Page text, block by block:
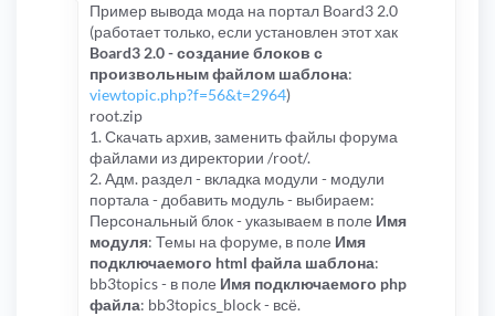
Пример вывода мода на портал Board3 2.0
(работает только, если установлен этот хак
Board3 2.0 - создание блоков с
произвольным файлом шаблона:
viewtopic.php?f=56&t=2964)
root.zip
1. Скачать архив, заменить файлы форума
файлами из директории /root/.
2. Адм. раздел - вкладка модули - модули
портала - добавить модуль - выбираем:
Персональный блок - указываем в поле Имя
модуля: Темы на форуме, в поле Имя
подключаемого html файла шаблона:
bb3topics - в поле Имя подключаемого php
файла: bb3topics_block - всё.